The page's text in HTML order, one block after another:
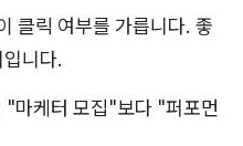
클릭 여부를 가릅니다. 좋
니다.
"마케터 모집"보다 "퍼포먼